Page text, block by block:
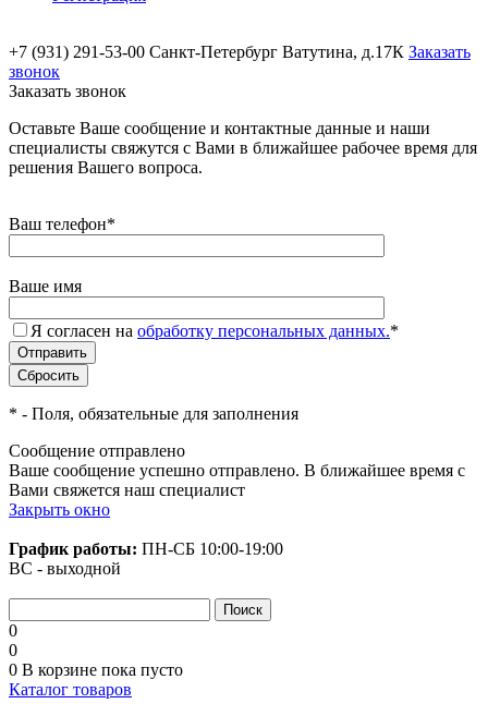
+7 (931) 291-53-00 Санкт-Петербург Ватутина, д.17К Заказать
звонок
Заказать звонок
Оставьте Ваше сообщение и контактные данные и наши
специалисты свяжутся с Вами в ближайшее рабочее время для
решения Вашего вопроса.
Ваш телефон*
Ваше имя
Я согласен на обработку персональных данных.*
* - Поля, обязательные для заполнения
Сообщение отправлено
Ваше сообщение успешно отправлено. В ближайшее время с
Вами свяжется наш специалист
Закрыть окно
График работы: ПН-СБ 10:00-19:00
ВС - выходной
0
0
0 В корзине пока пусто
Каталог товаров